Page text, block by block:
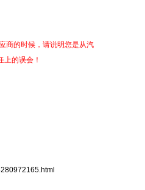
商的时候，请说明您是从汽
的误会！